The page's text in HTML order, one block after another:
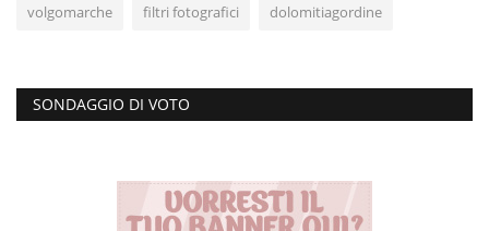
volgomarche filtri fotografici dolomitiagordine
SONDAGGIO DI VOTO